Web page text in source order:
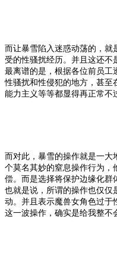
而让暴雪陷入迷惑动荡的，就
受的性骚扰经历。并且这还不
最离谱的是，根据各位前员工
性骚扰和性侵犯的地方，甚至
能力主义等等都显得再正常不
而对此，暴雪的操作就是一
个莫名其妙的窒息操作行为，
偿。而是选择将保护边缘化群
也就是说，所谓的操作也仅仅
动。并且表示魔兽女角色过于
这一波操作，确实是给我整不